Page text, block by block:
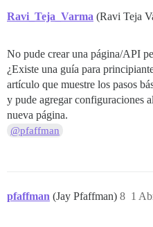
Ravi_Teja_Varma (Ravi Teja
No pude crear una página/API
¿Existe una guía para
artículo que muestre los pasos
y pude agregar configuraciones
nueva página.
@pfaffman
pfaffman (Jay Pfaffman) 1
8